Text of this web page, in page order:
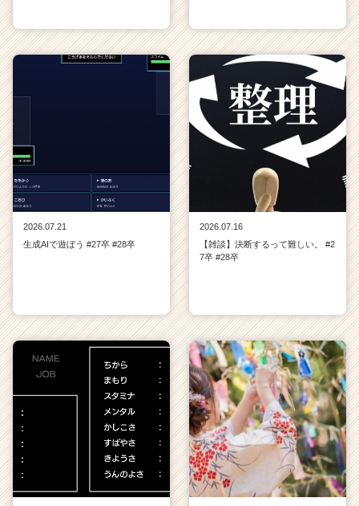
2026.07.21
生成AIで遊ぼう #27卒 #28卒
2026.07.16
【雑談】決断するって難しい。 #2
7卒 #28卒